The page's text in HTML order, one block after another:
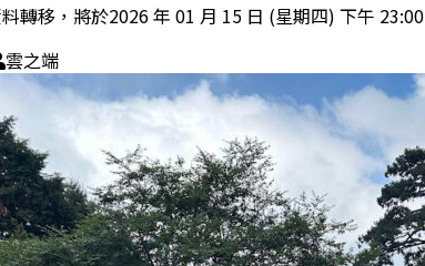
轉移，將於2026 年 01 月 15 日 (星期四) 下午
雲之端